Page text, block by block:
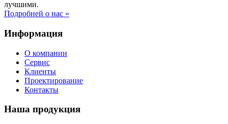
лучшими.
Подробней о нас »
Информация
О компании
Сервис
Клиенты
Проектирование
Контакты
Наша продукция